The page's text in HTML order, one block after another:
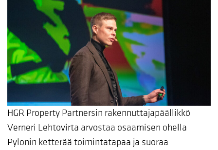
HGR Property Partnersin rakennuttajapäällikkö
Verneri Lehtovirta arvostaa osaamisen ohella
Pylonin ketterää toimintatapaa ja suoraa